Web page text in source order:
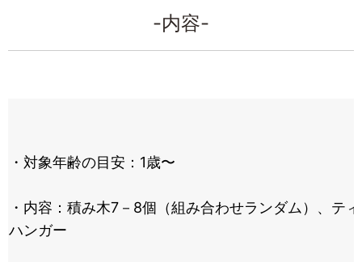
-内容-
・対象年齢の目安：1歳〜
・内容：積み木7－8個（組み合わせランダム）、テ
ハンガー